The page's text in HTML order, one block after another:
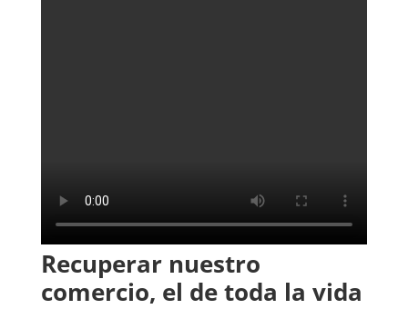
Recuperar nuestro
comercio, el de toda la vida